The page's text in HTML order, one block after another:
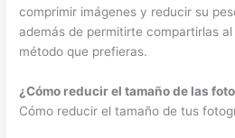
comprimir imágenes y reducir su
además de permitirte compartirlas
método que prefieras.
¿Cómo reducir el tamaño de las
Cómo reducir el tamaño de tus